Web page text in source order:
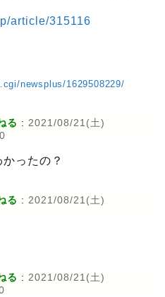
article/315116
newsplus/1629508229/
る : 2021/08/21(土)
ったの？
る : 2021/08/21(土)
る : 2021/08/21(土)